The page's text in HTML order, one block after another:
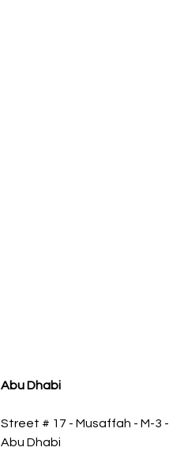
Abu Dhabi
Street # 17 - Musaffah - M-3 -
Abu Dhabi